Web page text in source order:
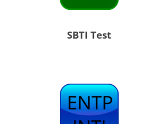
SBTI Test